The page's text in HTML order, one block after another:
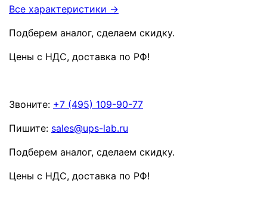
Все характеристики →
Подберем аналог, сделаем скидку.
Цены с НДС, доставка по РФ!
Звоните: +7 (495) 109-90-77
Пишите: sales@ups-lab.ru
Подберем аналог, сделаем скидку.
Цены с НДС, доставка по РФ!